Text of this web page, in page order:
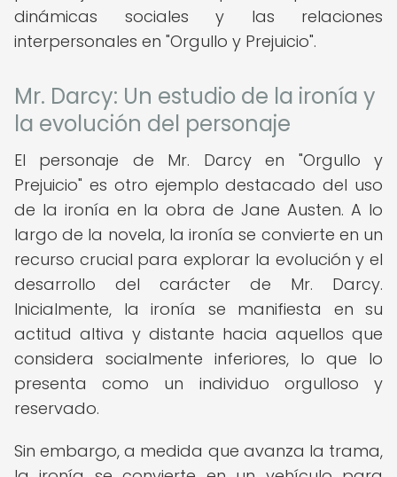
dinámicas sociales y las relaciones
interpersonales en "Orgullo y Prejuicio".
Mr. Darcy: Un estudio de la ironía y
la evolución del personaje
El personaje de Mr. Darcy en "Orgullo y
Prejuicio" es otro ejemplo destacado del uso
de la ironía en la obra de Jane Austen. A lo
largo de la novela, la ironía se convierte en un
recurso crucial para explorar la evolución y el
desarrollo del carácter de Mr. Darcy.
Inicialmente, la ironía se manifiesta en su
actitud altiva y distante hacia aquellos que
considera socialmente inferiores, lo que lo
presenta como un individuo orgulloso y
reservado.
Sin embargo, a medida que avanza la trama,